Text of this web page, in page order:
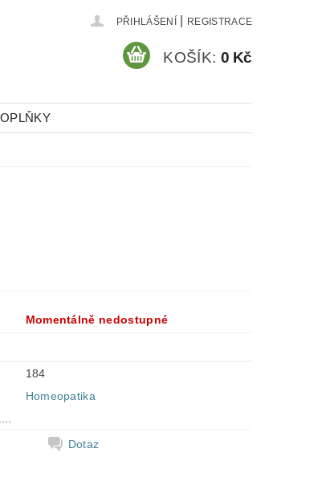
PŘIHLÁŠENÍ REGISTRACE
KOŠÍK: 0 Kč
Momentálně nedostupné
184
Homeopatika
Dotaz